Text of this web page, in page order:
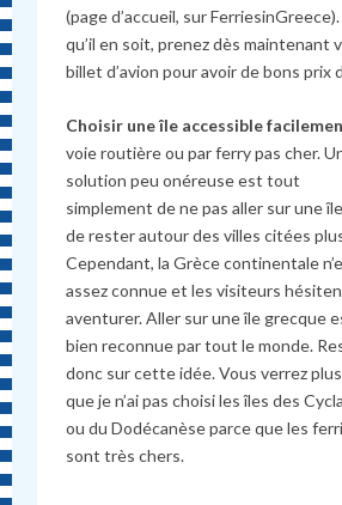
(page d’accueil, sur
qu’il en soit, prenez dès maintenant
billet d’avion pour avoir de bons prix
Choisir une île accessible
voie routière ou par ferry pas cher.
solution peu onéreuse est tout
simplement de ne pas aller sur une
de rester autour des villes citées
Cependant, la Grèce continentale
assez connue et les visiteurs
aventurer. Aller sur une île grecque
bien reconnue par tout le monde.
donc sur cette idée. Vous verrez
que je n’ai pas choisi les îles des
ou du Dodécanèse parce que les
sont très chers.